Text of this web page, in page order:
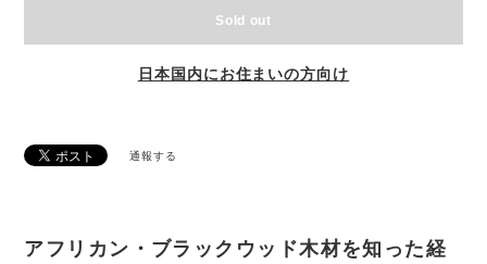
Sold out
日本国内にお住まいの方向け
通報する
アフリカン・ブラックウッド木材を知った経